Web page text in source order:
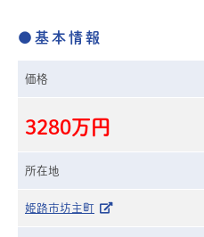
●基本情報
価格
3280万円
所在地
姫路市坊主町